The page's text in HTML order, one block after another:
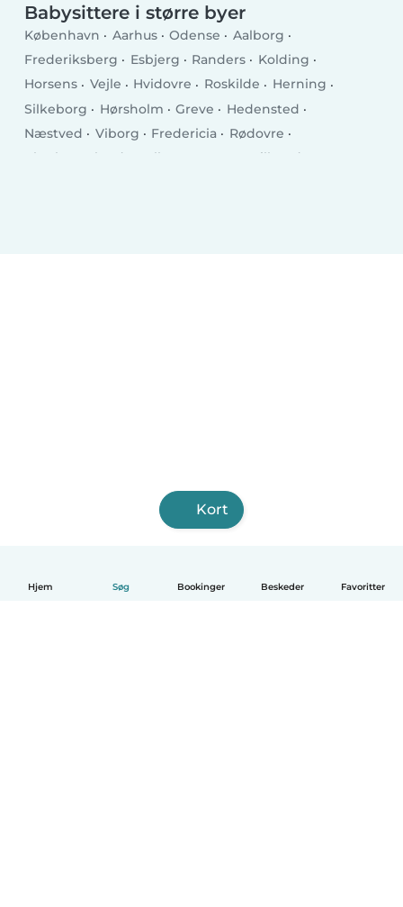
Hjem Søg Bookinger Beskeder Favoritter
Babysittere i større byer
København Aarhus Odense
Aalborg
Frederiksberg
Esbjerg Randers
Kolding
Horsens
Vejle Hvidovre Roskilde
Herning
Silkeborg
Hørsholm Greve
Hedensted
Næstved
Viborg Fredericia
Rødovre
Charlottenlund
Ballerup Hillerød
Kort